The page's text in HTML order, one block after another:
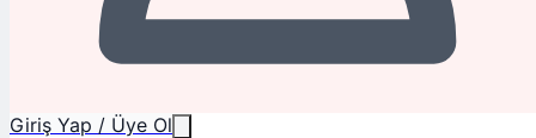
Giriş Yap / Üye Ol